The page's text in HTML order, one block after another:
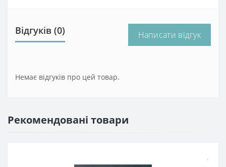
Відгуків (0) Написати відгук
Немає відгуків про цей товар.
Рекомендовані товари